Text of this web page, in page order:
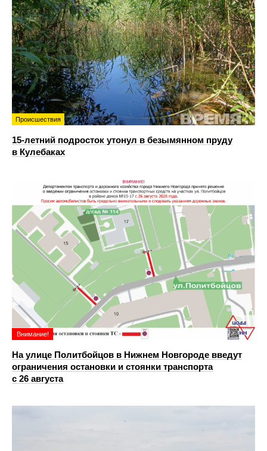
Происшествия
15-летний подросток утонул в безымянном пруду
в Кулебаках
Внимание!
На улице Политбойцов в Нижнем Новгороде введут
ограничения остановки и стоянки транспорта
с 26 августа